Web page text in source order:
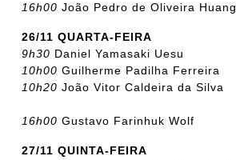
16h00 João Pedro de Oliveira Huang
26/11 QUARTA-FEIRA
9h30 Daniel Yamasaki Uesu
10h00 Guilherme Padilha Ferreira
10h20 João Vitor Caldeira da Silva
16h00 Gustavo Farinhuk Wolf
27/11 QUINTA-FEIRA